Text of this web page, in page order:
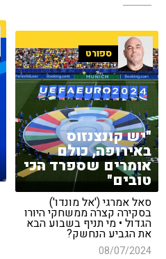
ספורט
"יש קונצנזוס
באירופה, כולם
אומרים שספרד הכי
טובים"
סאל אמרגי ('אל מונדו')
בסקירה קצרה ממשחקי היורו
הגדול • מי תניף בשבוע הבא
את הגביע הנחשק?
08/07/2024